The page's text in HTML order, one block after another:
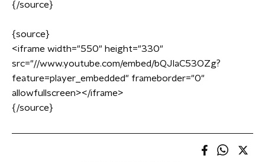
{/source}
{source}
<iframe width="550" height="330"
src="//www.youtube.com/embed/bQJIaC53OZg?
feature=player_embedded" frameborder="0"
allowfullscreen></iframe>
{/source}